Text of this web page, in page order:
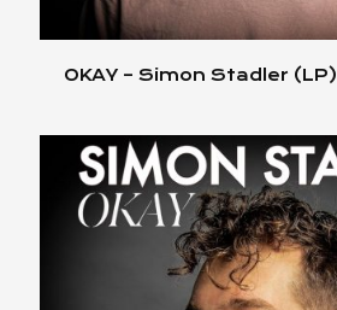
OKAY – Simon Stadler (LP)